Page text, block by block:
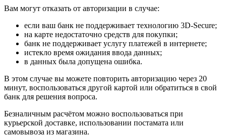
Вам могут отказать от авторизации в случае:
если ваш банк не поддерживает технологию 3D-Secure;
на карте недостаточно средств для покупки;
банк не поддерживает услугу платежей в интернете;
истекло время ожидания ввода данных;
в данных была допущена ошибка.
В этом случае вы можете повторить авторизацию через 20
минут, воспользоваться другой картой или обратиться в свой
банк для решения вопроса.
Безналичным расчётом можно воспользоваться при
курьерской доставке, использовании постамата или
самовывоза из магазина.